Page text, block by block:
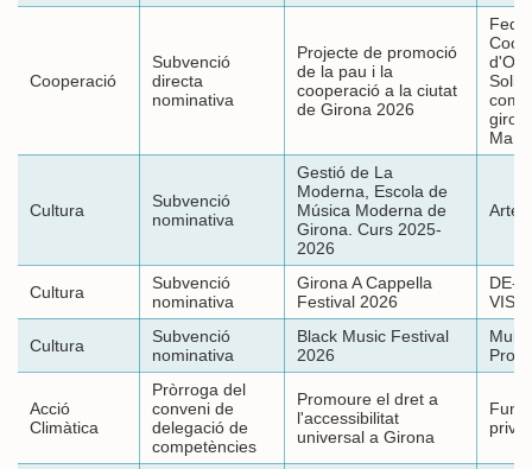
Cooperació
Subvenció
directa
nominativa
Projecte de promoció
de la pau i la
cooperació a la ciutat
de Girona 2026
Cultura
Subvenció
nominativa
Gestió de La
Moderna, Escola de
Música Moderna de
Girona. Curs 2025-
2026
Cultura
Subvenció
nominativa
Girona A Cappella
Festival 2026
DE-
Cultura
Subvenció
nominativa
Black Music Festival
2026
Acció
Climàtica
Pròrroga del
conveni de
delegació de
competències
Promoure el dret a
l'accessibilitat
universal a Girona